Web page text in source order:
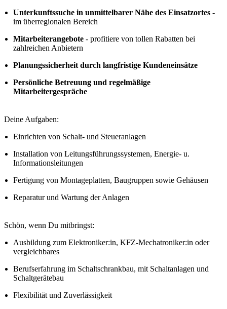
Unterkunftssuche in unmittelbarer Nähe des Einsatzortes -
im überregionalen Bereich
Mitarbeiterangebote - profitiere von tollen Rabatten bei
zahlreichen Anbietern
Planungssicherheit durch langfristige Kundeneinsätze
Persönliche Betreuung und regelmäßige
Mitarbeitergespräche
Deine Aufgaben:
Einrichten von Schalt- und Steueranlagen
Installation von Leitungsführungssystemen, Energie- u.
Informationsleitungen
Fertigung von Montageplatten, Baugruppen sowie Gehäusen
Reparatur und Wartung der Anlagen
Schön, wenn Du mitbringst:
Ausbildung zum Elektroniker:in, KFZ-Mechatroniker:in oder
vergleichbares
Berufserfahrung im Schaltschrankbau, mit Schaltanlagen und
Schaltgerätebau
Flexibilität und Zuverlässigkeit